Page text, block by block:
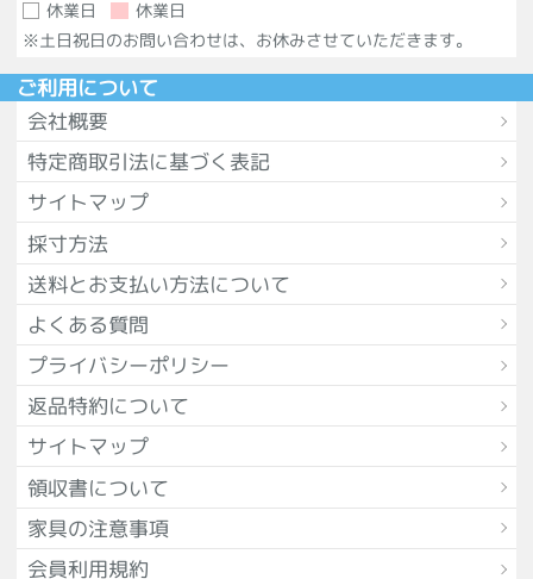
休業日
休業日
※土日祝日のお問い合わせは、お休みさせていただきます。
ご利用について
会社概要
特定商取引法に基づく表記
サイトマップ
採寸方法
送料とお支払い方法について
よくある質問
プライバシーポリシー
返品特約について
サイトマップ
領収書について
家具の注意事項
会員利用規約